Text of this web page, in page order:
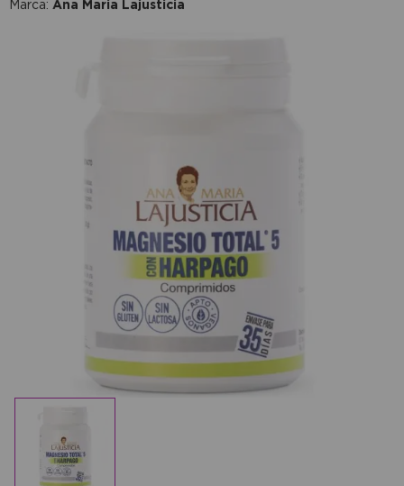
Marca: Ana Maria Lajusticia